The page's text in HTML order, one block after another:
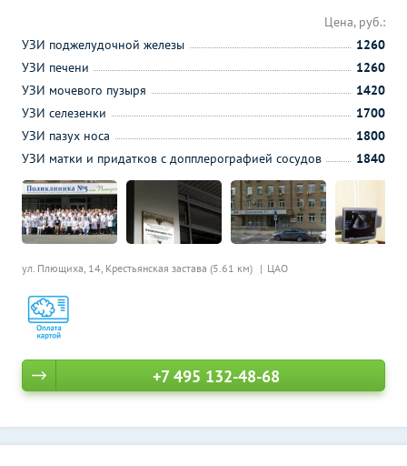
ул. Плющиха, 14, Крестьянская застава (5.61 км) ЦАО
Цена, руб.:
УЗИ поджелудочной железы
1260
УЗИ печени
1260
УЗИ мочевого пузыря
1420
УЗИ селезенки
1700
УЗИ пазух носа
1800
УЗИ матки и придатков с допплерографией сосудов
1840
+7 495 132-48-68